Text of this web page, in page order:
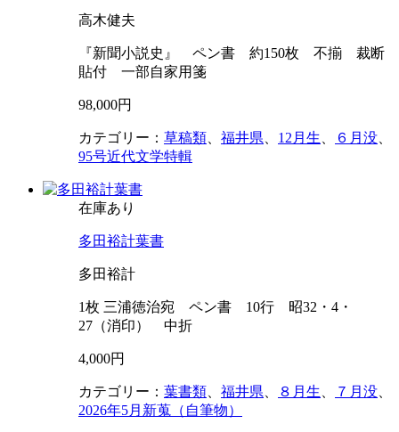
高木健夫
『新聞小説史』 ペン書 約150枚 不揃 裁断
貼付 一部自家用箋
98,000円
カテゴリー： 草稿類 福井県 12月生 ６月没
95号近代文学特輯
在庫あり
多田裕計葉書
多田裕計
1枚 三浦徳治宛 ペン書 10行 昭32・4・
27（消印） 中折
4,000円
カテゴリー： 葉書類 福井県 ８月生 ７月没
2026年5月新蒐（自筆物）